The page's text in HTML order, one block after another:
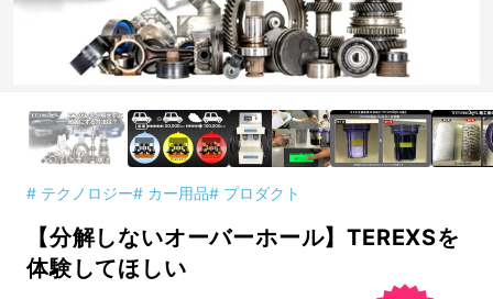
# テクノロジー# カー用品# プロダクト
【分解しないオーバーホール】TEREXSを
体験してほしい